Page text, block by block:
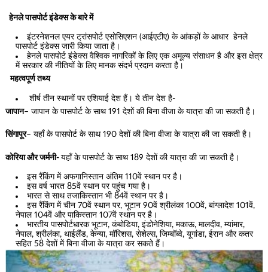
हेनले पासपोर्ट इंडेक्स के बारे में
इंटरनेशनल एयर ट्रांसपोर्ट एसोसिएशन (आईएटीए) के आंकड़ों के आधार हेनले
पासपोर्ट इंडेक्स जारी किया जाता है।
हेनले पासपोर्ट इंडेक्स वैश्विक नागरिकों के लिए एक अमूल्य संसाधन है और इस क्षेत्र
में सरकार की नीतियों के लिए मानक संदर्भ प्रदान करता है।
महत्वपूर्ण तथ्य
शीर्ष तीन स्थानों पर एशियाई देश हैं। ये तीन देश है-
जापान– जापान के पासपोर्ट के साथ 191 देशों की बिना वीजा के यात्रा की जा सकती है।
सिंगापूर– यहाँ के पासपोर्ट के साथ 190 देशों की बिना वीजा के यात्रा की जा सकती है।
कोरिया और जर्मनी- यहाँ के पासपोर्ट के साथ 189 देशों की यात्रा की जा सकती है।
इस रैंकिंग में अफगानिस्तान अंतिम 110वें स्थान पर है।
इस वर्ष भारत 85वें स्थान पर पहुंच गया है।
भारत से साथ तजाकिस्तान भी 84वें स्थान पर है।
इस रैंकिंग में चीन 70वें स्थान पर, भूटान 90वें श्रीलंका 100वें, बांग्लादेश 101वें,
नेपाल 104वें और पाकिस्तान 107वें स्थान पर है।
भारतीय पासपोर्टधारक भूटान, कंबोडिया, इंडोनेशिया, मकाऊ, मालदीव, म्यांमार,
नेपाल, श्रीलंका, थाईलैंड, केन्या, मॉरिशस, सेशेल्स, जिम्बॉब्वे, यूगांडा, ईरान और कतर
सहित 58 देशों में बिना वीजा के यात्रा कर सकते हैं।